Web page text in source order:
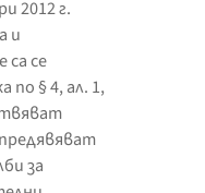
2012 г.
и
се
по § 4, ал. 1,
за